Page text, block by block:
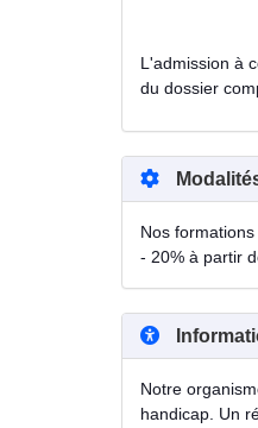
L'admission à
du dossier
Nos
- 20% à partir
Notre
handicap. Un